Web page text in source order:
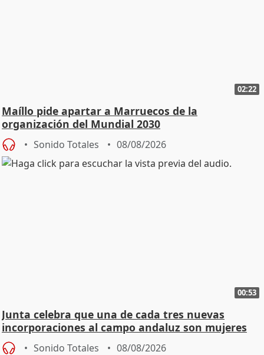
02:22
Maíllo pide apartar a Marruecos de la
organización del Mundial 2030
Sonido Totales 08/08/2026
00:53
Junta celebra que una de cada tres nuevas
incorporaciones al campo andaluz son mujeres
jóvenes
Sonido Totales 08/08/2026